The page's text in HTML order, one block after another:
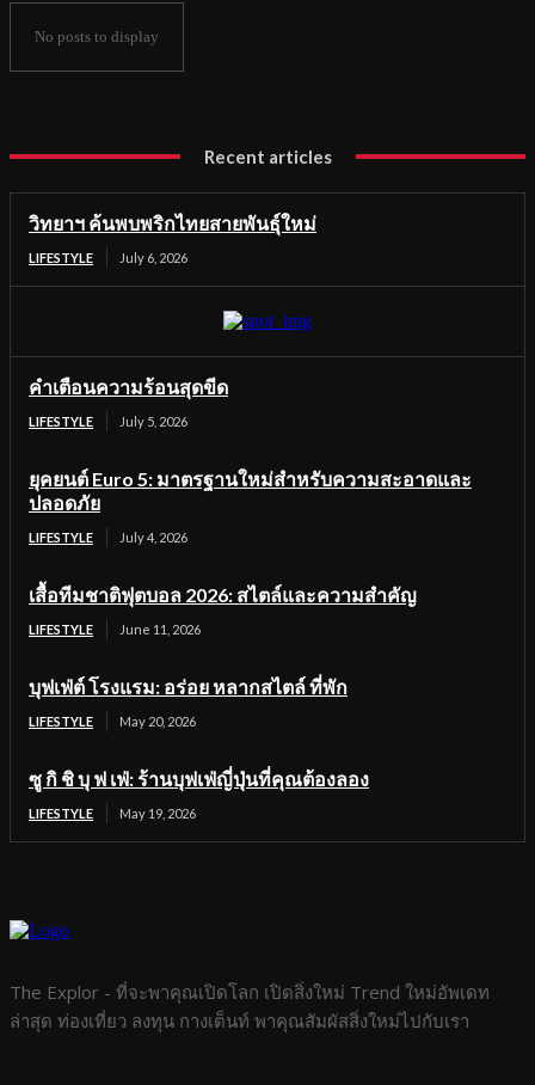
No posts to display
Recent articles
วิทยาฯ ค้นพบพริกไทยสายพันธุ์ใหม่
LIFESTYLE July 6, 2026
คำเตือนความร้อนสุดขีด
LIFESTYLE July 5, 2026
ยุคยนต์ Euro 5: มาตรฐานใหม่สำหรับความสะอาดและ
ปลอดภัย
LIFESTYLE July 4, 2026
เสื้อทีมชาติฟุตบอล 2026: สไตล์และความสำคัญ
LIFESTYLE June 11, 2026
บุฟเฟ่ต์ โรงแรม: อร่อย หลากสไตล์ ที่พัก
LIFESTYLE May 20, 2026
ซู กิ ชิ บุ ฟ เฟ่: ร้านบุฟเฟ่ญี่ปุ่นที่คุณต้องลอง
LIFESTYLE May 19, 2026
The Explor - ที่จะพาคุณเปิดโลก เปิดสิ่งใหม่ Trend ใหม่อัพเดท
ล่าสุด ท่องเที่ยว ลงทุน กางเต็นท์ พาคุณสัมผัสสิ่งใหม่ไปกับเรา